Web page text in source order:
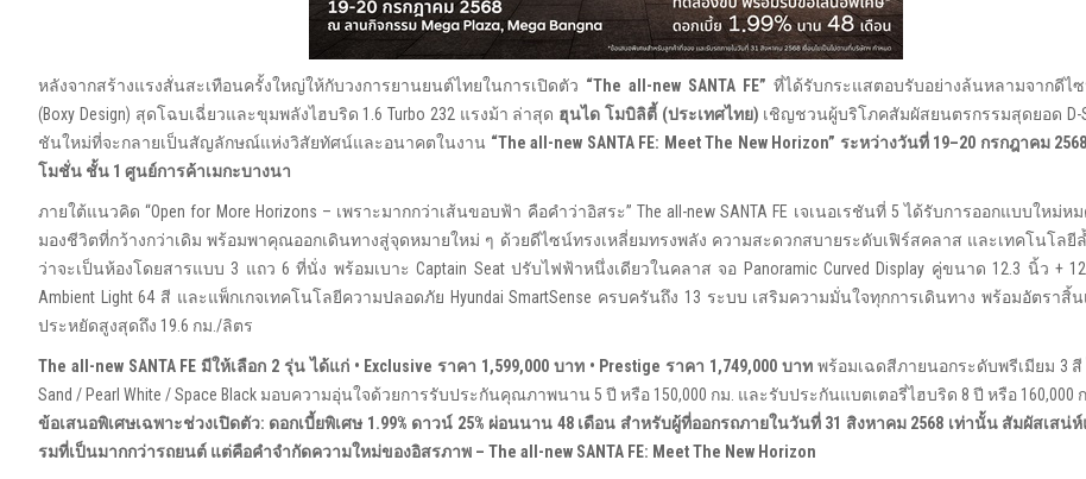
หลังจากสร้างแรงสั่นสะเทือนครั้งใหญ่ให้กับวงการยานยนต์ไทยในการเปิดตัว “The all-new SANTA FE” ที่ได้รับกระแสตอบรับอย่างล้นหลามจากดีไ
(Boxy Design) สุดโฉบเฉี่ยวและขุมพลังไฮบริด 1.6 Turbo 232 แรงม้า ล่าสุด ฮุนได โมบิลิตี้ (ประเทศไทย) เชิญชวนผู้บริโภคสัมผัสยนตรกรรมสุดยอด D-
ชันใหม่ที่จะกลายเป็นสัญลักษณ์แห่งวิสัยทัศน์และอนาคตในงาน “The all-new SANTA FE: Meet The New Horizon” ระหว่างวันที่ 19–20 กรกฎาคม
โมชั่น ชั้น 1 ศูนย์การค้าเมกะบางนา
ภายใต้แนวคิด “Open for More Horizons – เพราะมากกว่าเส้นขอบฟ้า คือคำว่าอิสระ” The all-new SANTA FE เจเนอเรชันที่ 5 ได้รับการออกแบบใหม่ห
มองชีวิตที่กว้างกว่าเดิม พร้อมพาคุณออกเดินทางสู่จุดหมายใหม่ ๆ ด้วยดีไซน์ทรงเหลี่ยมทรงพลัง ความสะดวกสบายระดับเฟิร์สคลาส และเทคโนโลยี
ว่าจะเป็นห้องโดยสารแบบ 3 แถว 6 ที่นั่ง พร้อมเบาะ Captain Seat ปรับไฟฟ้าหนึ่งเดียวในคลาส จอ Panoramic Curved Display คู่ขนาด 12.3 นิ้ว +
Ambient Light 64 สี และแพ็กเกจเทคโนโลยีความปลอดภัย Hyundai SmartSense ครบครันถึง 13 ระบบ เสริมความมั่นใจทุกการเดินทาง พร้อมอัตราสิ้
ประหยัดสูงสุดถึง 19.6 กม./ลิตร
The all-new SANTA FE มีให้เลือก 2 รุ่น ได้แก่ • Exclusive ราคา 1,599,000 บาท • Prestige ราคา 1,749,000 บาทพร้อมเฉดสีภายนอกระดับพรีเมียม 3 สี
Sand / Pearl White / Space Black มอบความอุ่นใจด้วยการรับประกันคุณภาพนาน 5 ปี หรือ 150,000 กม. และรับประกันแบตเตอรี่ไฮบริด 8 ปี หรือ 160,000 ก
ข้อเสนอพิเศษเฉพาะช่วงเปิดตัว: ดอกเบี้ยพิเศษ 1.99% ดาวน์ 25% ผ่อนนาน 48 เดือน สำหรับผู้ที่ออกรถภายในวันที่ 31 สิงหาคม 2568 เท่านั้น สัมผัสเสน่
รมที่เป็นมากกว่ารถยนต์ แต่คือคำจำกัดความใหม่ของอิสรภาพ – The all-new SANTA FE: Meet The New Horizon